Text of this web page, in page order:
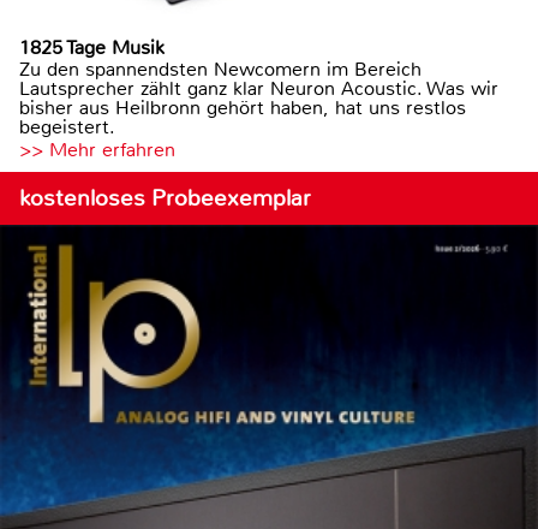
1825 Tage Musik
Zu den spannendsten Newcomern im Bereich
Lautsprecher zählt ganz klar Neuron Acoustic. Was wir
bisher aus Heilbronn gehört haben, hat uns restlos
begeistert.
>> Mehr erfahren
kostenloses Probeexemplar